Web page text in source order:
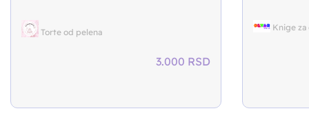
Torte od pelena
3.000 RSD
Knige za